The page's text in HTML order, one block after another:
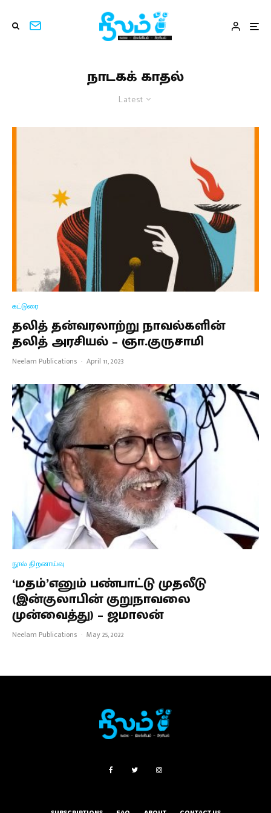
நாடகக் காதல்
Latest
கட்டுரை
தலித் தன்வரலாற்று நாவல்களின்
தலித் அரசியல் – ஞா.குருசாமி
Neelam Publications · April 11, 2023
நூல் திறனாய்வு
‘மதம்’எனும் பண்பாட்டு முதலீடு
(இன்குலாபின் குறுநாவலை
முன்வைத்து) – ஜமாலன்
Neelam Publications · May 25, 2022